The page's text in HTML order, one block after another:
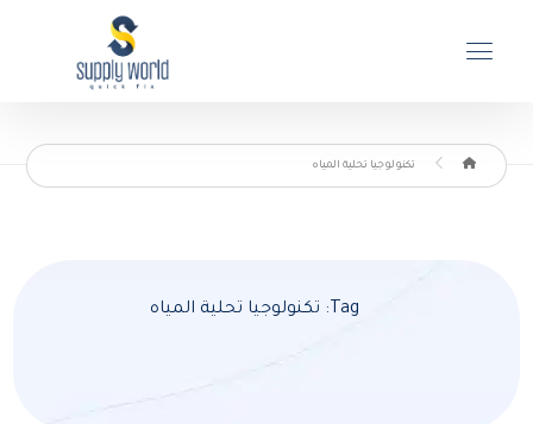
تكنولوجيا تحلية المياه
Tag: تكنولوجيا تحلية المياه